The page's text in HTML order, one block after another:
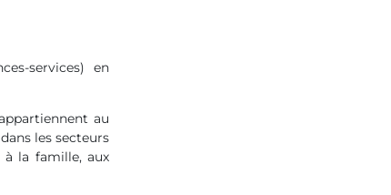
services) en
au
les secteurs
à la famille, aux